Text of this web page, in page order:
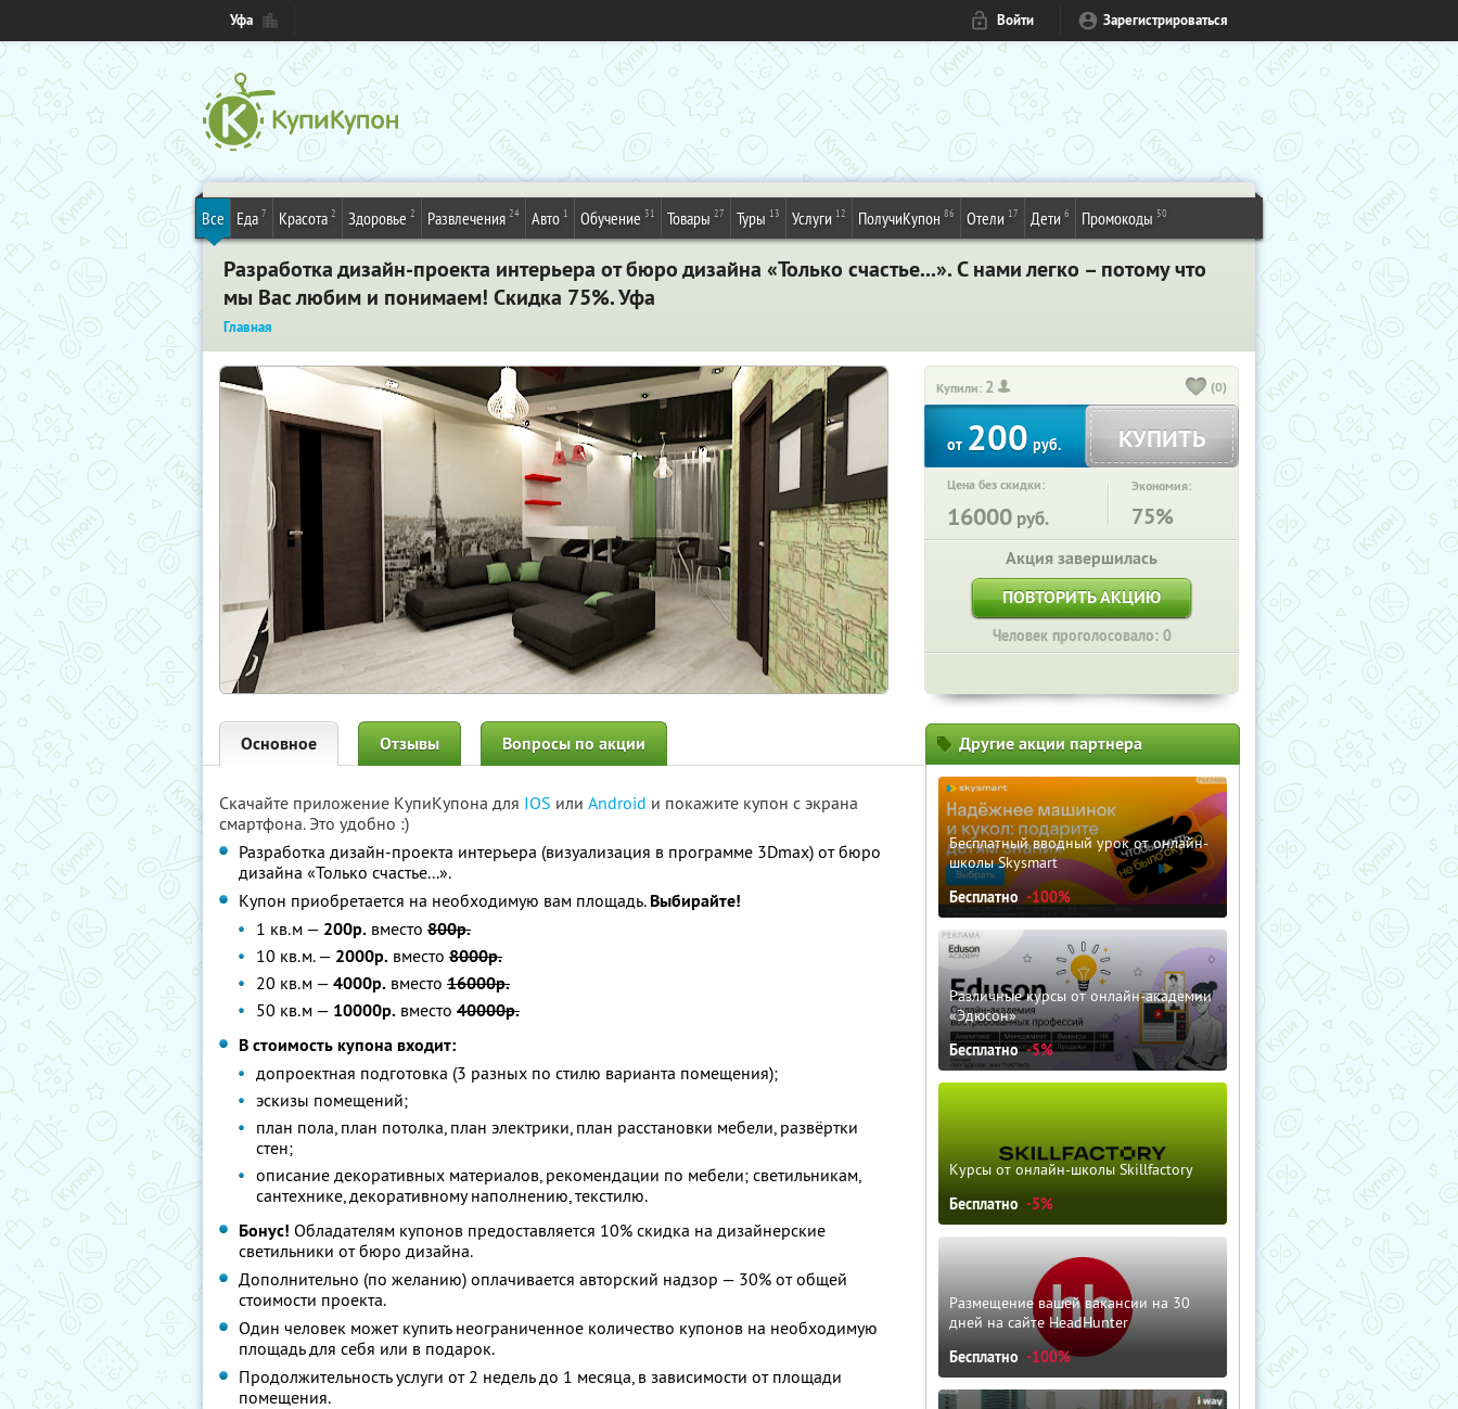
Уфа Войти Зарегистрироваться
Все Еда 7 Красота 2 Здоровье 2 Развлечения 24 Авто 1 Обучение 31 Товары 27 Туры 13 Услуги 12 ПолучиКупон 86 Отели 17 Дети 6 Промокоды 50
Разработка дизайн-проекта интерьера от бюро дизайна «Только счастье...». С нами легко – потому что
мы Вас любим и понимаем! Скидка 75%. Уфа
Главная
Купили: 2 (0)
от200руб. КУПИТЬ
Цена без скидки:
16000 руб.
Экономия:
75%
Акция завершилась
ПОВТОРИТЬ АКЦИЮ
Человек проголосовало: 0
Основное Отзывы Вопросы по акции
Скачайте приложение КупиКупона для IOS или Android и покажите купон с экрана
смартфона. Это удобно :)
Разработка дизайн-проекта интерьера (визуализация в программе 3Dmax) от бюро
дизайна «Только счастье...».
Купон приобретается на необходимую вам площадь. Выбирайте!
1 кв.м — 200р. вместо 800р.
10 кв.м. — 2000р. вместо 8000р.
20 кв.м — 4000р. вместо 16000р.
50 кв.м — 10000р. вместо 40000р.
В стоимость купона входит:
допроектная подготовка (3 разных по стилю варианта помещения);
эскизы помещений;
план пола, план потолка, план электрики, план расстановки мебели, развёртки
стен;
описание декоративных материалов, рекомендации по мебели; светильникам,
сантехнике, декоративному наполнению, текстилю.
Бонус! Обладателям купонов предоставляется 10% скидка на дизайнерские
светильники от бюро дизайна.
Дополнительно (по желанию) оплачивается авторский надзор — 30% от общей
стоимости проекта.
Один человек может купить неограниченное количество купонов на необходимую
площадь для себя или в подарок.
Продолжительность услуги от 2 недель до 1 месяца, в зависимости от площади
помещения.
Другие акции партнера
Бесплатный вводный урок от онлайн-
школы Skysmart
Бесплатно -100%
Различные курсы от онлайн-академии
«Эдюсон»
Бесплатно -5%
Курсы от онлайн-школы Skillfactory
Бесплатно -5%
Размещение вашей вакансии на 30
дней на сайте HeadHunter
Бесплатно -100%